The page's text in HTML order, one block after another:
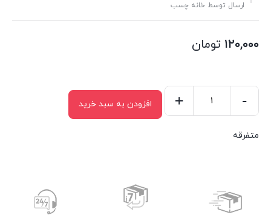
ارسال توسط خانه چسب
۱۲۰,۰۰۰ تومان
-
+ افزودن به سبد خرید
متفرقه